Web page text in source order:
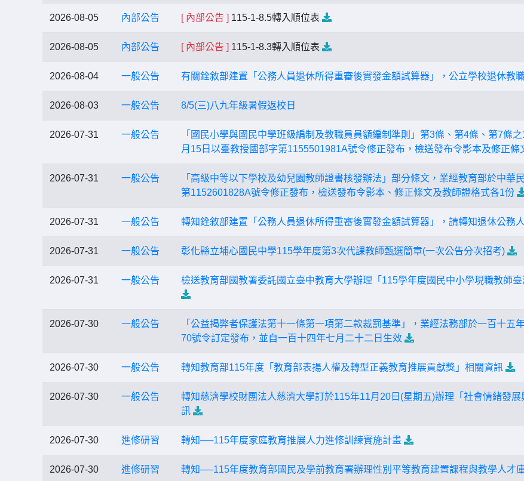
2026-08-05 內部公告 [ 內部公告 ] 115-1-8.5轉入順位表
2026-08-05 內部公告 [ 內部公告 ] 115-1-8.3轉入順位表
2026-08-04 一般公告 有關銓敘部建置「公務人員退休所得重審後實發金額試算器」，公立學校退休教
2026-08-03 一般公告 8/5(三)八九年級暑假返校日
2026-07-31 一般公告
「國民小學與國民中學班級編制及教職員員額編制準則」第3條、第4條、第7條
月15日以臺教授國部字第1155501981A號令修正發布，檢送發布令影本及修正條
2026-07-31 一般公告
「高級中等以下學校及幼兒園教師證書核發辦法」部分條文，業經教育部於中華
第1152601828A號令修正發布，檢送發布令影本、修正條文及教師證格式各1份
2026-07-31 一般公告 轉知銓敘部建置「公務人員退休所得重審後實發金額試算器」，請轉知退休公務
2026-07-31 一般公告 彰化縣立埔心國民中學115學年度第3次代課教師甄選簡章(一次公告分次招考)
2026-07-31 一般公告 檢送教育部國教署委託國立臺中教育大學辦理「115學年度國民中小學現職教師臺
2026-07-30 一般公告
「公益揭弊者保護法第十一條第一項第二款裁罰基準」，業經法務部於一百十五
70號令訂定發布，並自一百十四年七月二十二日生效
2026-07-30 一般公告 轉知教育部115年度「教育部表揚人權及轉型正義教育推展貢獻獎」相關資訊
2026-07-30 一般公告
轉知慈濟學校財團法人慈濟大學訂於115年11月20日(星期五)辦理「社會情緒發
訊
2026-07-30 進修研習 轉知──115年度家庭教育推展人力進修訓練實施計畫
2026-07-30 進修研習 轉知──115年度教育部國民及學前教育署辦理性別平等教育建置課程與教學人才